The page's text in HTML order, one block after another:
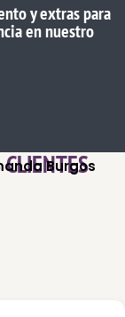
y extras para
en nuestro
Burgos